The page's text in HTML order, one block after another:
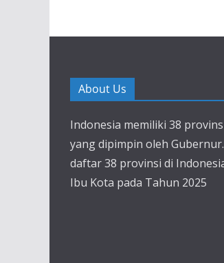
About Us
Indonesia memiliki 38
yang dipimpin oleh
daftar 38 provinsi di
Ibu Kota pada Tahun 2025